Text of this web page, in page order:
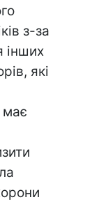
з-за
інших
які
має